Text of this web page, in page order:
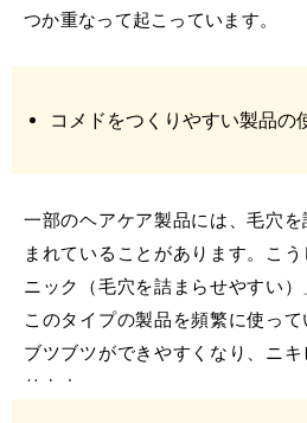
つか重なって起こっています。
コメドをつくりやすい製品の
一部のヘアケア製品には、毛穴
まれていることがあります。こ
ニック（毛穴を詰まらせやすい）
このタイプの製品を頻繁に使っ
ブツブツができやすくなり、ニ
ります。